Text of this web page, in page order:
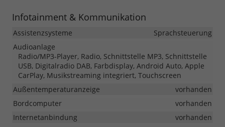
Infotainment & Kommunikation
Assistenzsysteme
Sprachsteuerung
Audioanlage
Radio/MP3-Player, Radio, Schnittstelle MP3, Schnittstelle
USB, Digitalradio DAB, Farbdisplay, Android Auto, Apple
CarPlay, Musikstreaming integriert, Touchscreen
Außentemperaturanzeige
vorhanden
Bordcomputer
vorhanden
Internetanbindung
vorhanden